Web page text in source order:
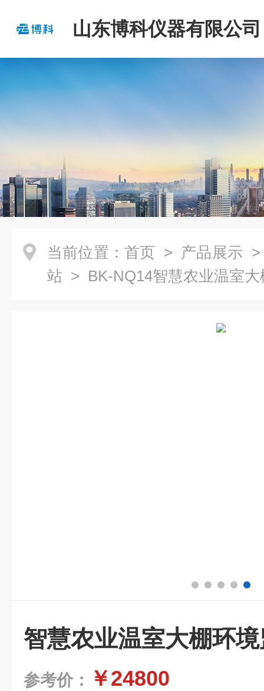
山东博科仪器有限公司
当前位置： 首页 > 产品展示
站 > BK-NQ14智慧农业温室
智慧农业温室大棚环
参考价： ￥24800